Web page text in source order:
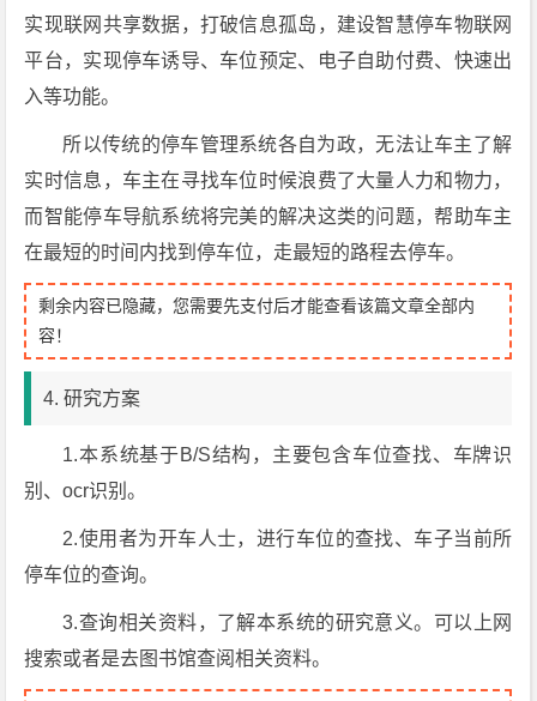
实现联网共享数据，打破信息孤岛，建设智慧停车物联网
平台，实现停车诱导、车位预定、电子自助付费、快速出
入等功能。
所以传统的停车管理系统各自为政，无法让车主了解
实时信息，车主在寻找车位时候浪费了大量人力和物力，
而智能停车导航系统将完美的解决这类的问题，帮助车主
在最短的时间内找到停车位，走最短的路程去停车。
剩余内容已隐藏，您需要先支付后才能查看该篇文章全部内
容！
4. 研究方案
1.本系统基于B/S结构，主要包含车位查找、车牌识
别、ocr识别。
2.使用者为开车人士，进行车位的查找、车子当前所
停车位的查询。
3.查询相关资料，了解本系统的研究意义。可以上网
搜索或者是去图书馆查阅相关资料。